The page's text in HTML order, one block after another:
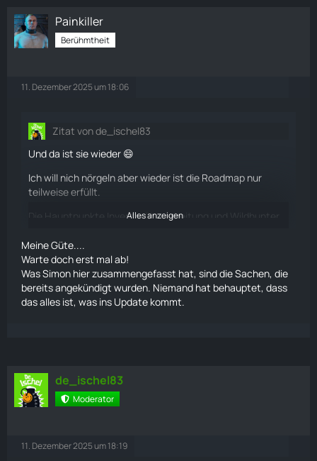
Painkiller
Berühmtheit
11. Dezember 2025 um 18:06
Zitat von de_ischel83
Und da ist sie wieder 😄
Ich will nich nörgeln aber wieder ist die Roadmap nur
teilweise erfüllt.
Die Hauptpunkte Inventarüberarbeitung und Wildhunter
Fraglich was da kommt 🫣
And more...
Alles anzeigen
Meine Güte....
Warte doch erst mal ab!
Was Simon hier zusammengefasst hat, sind die Sachen, die
bereits angekündigt wurden. Niemand hat behauptet, dass
das alles ist, was ins Update kommt.
de_ischel83
Moderator
11. Dezember 2025 um 18:19